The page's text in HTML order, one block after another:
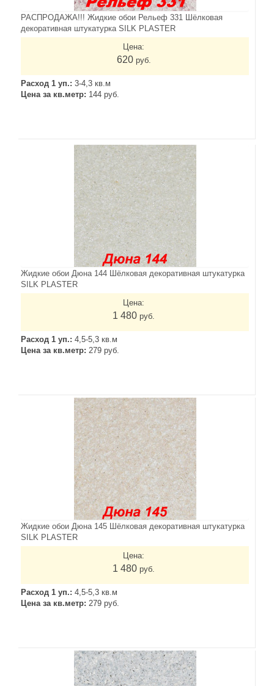
РАСПРОДАЖА!!! Жидкие обои Рельеф 331 Шёлковая
декоративная штукатурка SILK PLASTER
Цена:
620 руб.
Расход 1 уп.: 3-4,3 кв.м
Цена за кв.метр: 144 руб.
Жидкие обои Дюна 144 Шёлковая декоративная штукатурка
SILK PLASTER
Цена:
1 480 руб.
Расход 1 уп.: 4,5-5,3 кв.м
Цена за кв.метр: 279 руб.
Жидкие обои Дюна 145 Шёлковая декоративная штукатурка
SILK PLASTER
Цена:
1 480 руб.
Расход 1 уп.: 4,5-5,3 кв.м
Цена за кв.метр: 279 руб.